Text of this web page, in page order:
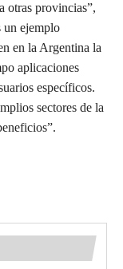
otras provincias”,
un ejemplo
en la Argentina la
aplicaciones
específicos.
sectores de la